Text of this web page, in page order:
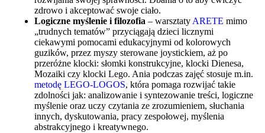
zdrowo i akceptować swoje ciało.
Logiczne myślenie i filozofia – warsztaty ARETE mimo
„trudnych tematów” przyciągają dzieci licznymi
ciekawymi pomocami edukacyjnymi od kolorowych
guzików, przez myszy sterowane joystickiem, aż po
przeróżne klocki: słomki konstrukcyjne, klocki Dienesa,
Mozaiki czy klocki Lego. Ania podczas zajęć stosuje m.in.
metodę LEGO-LOGOS, która pomaga rozwijać takie
zdolności jak: analizowanie i syntezowanie treści, logiczne
myślenie oraz uczy czytania ze zrozumieniem, słuchania
innych, dyskutowania, pracy zespołowej, myślenia
abstrakcyjnego i kreatywnego.